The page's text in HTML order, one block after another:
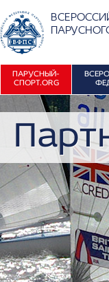
ПАРУСНЫЙ-
СПОРТ.ORG